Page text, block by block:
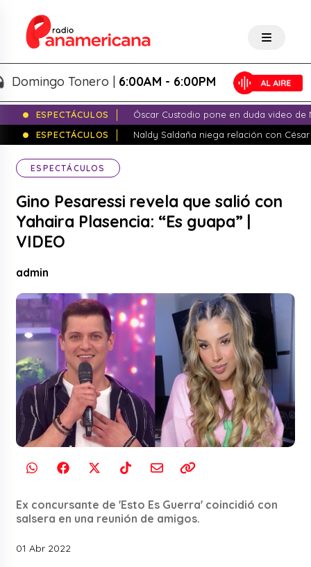
Tonero |6:00AM - 6:00PM
ESPECTÁCULOS
Óscar Custodio pone en duda video de
ESPECTÁCULOS
Naldy Saldaña niega relación con
ESPECTÁCULOS
Gino Pesaressi revela que salió con
Yahaira Plasencia: “Es guapa” |
VIDEO
admin
Ex concursante de 'Esto Es Guerra' coincidió con
salsera en una reunión de amigos.
01 Abr 2022